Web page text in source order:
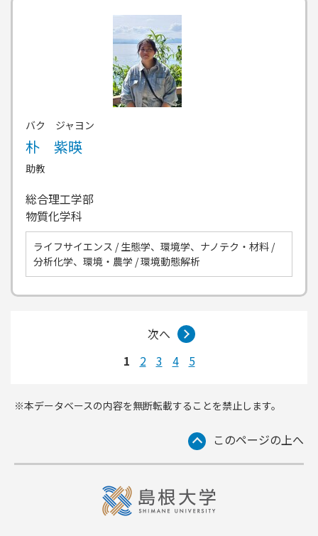
バク ジャヨン
朴 紫暎
助教
総合理工学部
物質化学科
ライフサイエンス / 生態学、環境学、ナノテク・材料 /
分析化学、環境・農学 / 環境動態解析
次へ
1
2 3 4 5
※本データベースの内容を無断転載することを禁止します。
このページの上へ